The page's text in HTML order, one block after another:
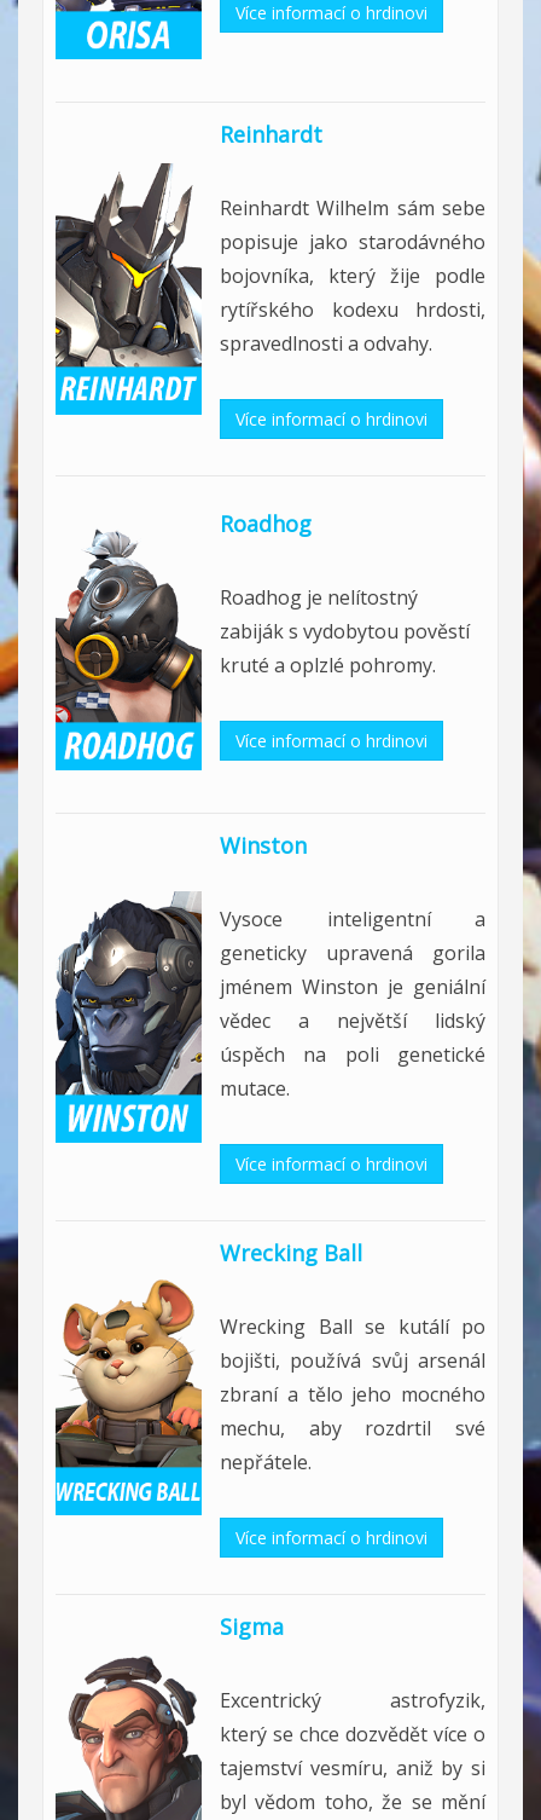
Více informací o hrdinovi
Reinhardt
Reinhardt Wilhelm sám sebe
popisuje jako starodávného
bojovníka, který žije podle
rytířského kodexu hrdosti,
spravedlnosti a odvahy.
Více informací o hrdinovi
Roadhog
Roadhog je nelítostný
zabiják s vydobytou pověstí
kruté a oplzlé pohromy.
Více informací o hrdinovi
Winston
Vysoce inteligentní a
geneticky upravená gorila
jménem Winston je geniální
vědec a největší lidský
úspěch na poli genetické
mutace.
Více informací o hrdinovi
Wrecking Ball
Wrecking Ball se kutálí po
bojišti, používá svůj arsenál
zbraní a tělo jeho mocného
mechu, aby rozdrtil své
nepřátele.
Více informací o hrdinovi
Sigma
Excentrický astrofyzik,
který se chce dozvědět více o
tajemství vesmíru, aniž by si
byl vědom toho, že se mění